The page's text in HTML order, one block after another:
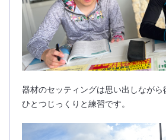
器材のセッティングは思い出しながら
ひとつじっくりと練習です。